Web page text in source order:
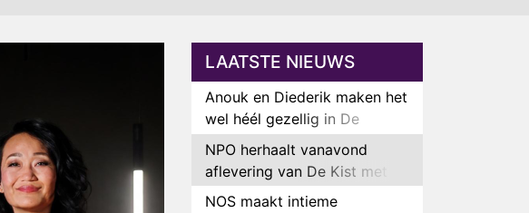
LAATSTE NIEUWS
Anouk en Diederik maken het
wel héél gezellig in De
Bondgenoten
NPO herhaalt vanavond
aflevering van De Kist met
Peter Faber
NOS maakt intieme